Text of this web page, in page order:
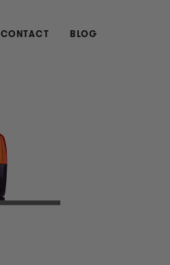
CONTACT BLOG